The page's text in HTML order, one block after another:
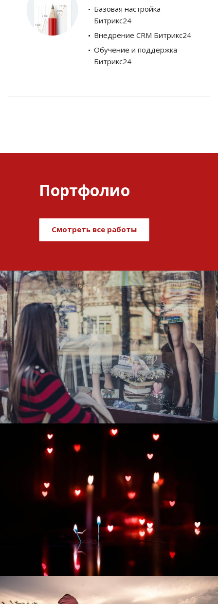
Базовая настройка
Битрикс24
Внедрение CRM Битрикс24
Обучение и поддержка
Битрикс24
Портфолио
Смотреть все работы
Развитие и поддержка интернет-
витрины StepClub
Смотреть проект
Развитие интернет-магазина "Всё для
праздника"
Смотреть проект